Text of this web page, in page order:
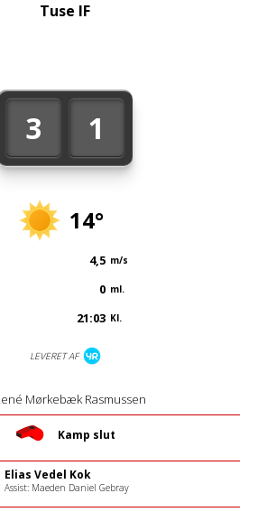
3 1
14°
4,5 m/s
0 ml.
21:03 Kl.
LEVERET AF
Tuse IF
Mørkebæk Rasmussen
Kamp slut
Elias Vedel Kok
Assist: Maeden Daniel Gebray